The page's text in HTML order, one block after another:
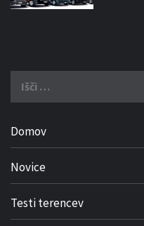
Domov
Novice
Testi terencev